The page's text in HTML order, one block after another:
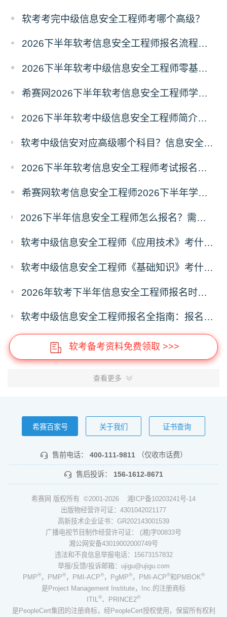
软考考完中级信息安全工程师考哪个高级？
2026下半年软考信息安全工程师报名流程及注意事项
2026下半年软考中级信息安全工程师零基础备考建议
希赛网2026下半年软考信息安全工程师学习打卡表
2026下半年软考中级信息安全工程师简介（考试重点+范围）
软考中级信安对应高级哪个科目？信息安全工程师对应高级报考指南
2026下半年软考信息安全工程师考试报名什么时候开始？
希赛网软考信息安全工程师2026下半年学习计划
2026下半年信息安全工程师怎么报名？需注意哪些问题？2026下半年信息安全工程师报名指南
软考中级信息安全工程师《应用技术》考什么？信息安全工程师应用技术科目考试内容
软考中级信息安全工程师《基础知识》考什么？信息安全工程师基础知识科目考试内容
2026年软考下半年信息安全工程师报名时间及报名入口
软考中级信息安全工程师报名全指南：报名时间、入口、流程、资料、注意事项
软考备考资料免费领取 >>>
查看更多
希赛百家号 关于我们 证书查询
售前电话： 400-111-9811 （仅收市话费）
售后投诉： 156-1612-8671
希赛网 版权所有 ©2001-2026 湘ICP备10203241号-14
出版物经营许可证：4301042021177
高新技术企业证书：GR202143001539
广播电视节目制作经营许可证： (湘)字00833号
湘公网安备43019002000749号
违法和不良信息举报电话：15673157832
举报/反馈/投诉邮箱：ujigu@ujigu.com
PMP®，PMP®，PMI-ACP®，PgMP®，PMI-ACP®和PMBOK®
是Project Management Institute，Inc.的注册商标
ITIL ®、PRINCE2®
是PeopleCert集团的注册商标，经PeopleCert授权使用，保留所有权利